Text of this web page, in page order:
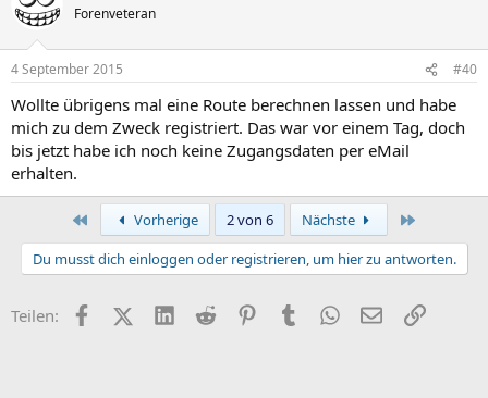
Forenveteran
4 September 2015 #40
Wollte übrigens mal eine Route berechnen lassen und habe
mich zu dem Zweck registriert. Das war vor einem Tag, doch
bis jetzt habe ich noch keine Zugangsdaten per eMail
erhalten.
Erste Vorherige 2 von 6 Nächste
Du musst dich einloggen oder registrieren, um hier zu antworten.
Teilen: FacebookX (Twitter)
LinkedIn
Reddit PinterestTumblr WhatsApp
E-MailLink